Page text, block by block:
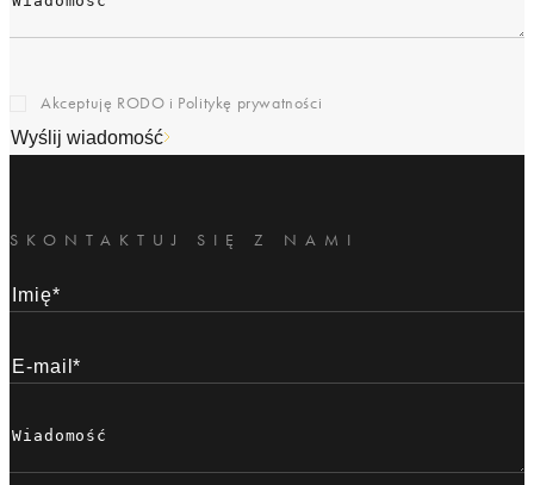
Akceptuję RODO i Politykę prywatności
Wyślij wiadomość
SKONTAKTUJ SIĘ Z NAMI